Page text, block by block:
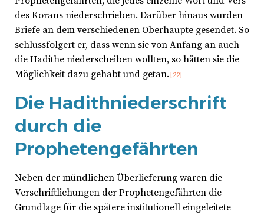
des Korans niederschrieben. Darüber hinaus wurden
Briefe an dem verschiedenen Oberhaupte gesendet. So
schlussfolgert er, dass wenn sie von Anfang an auch
die Hadithe niederscheiben wollten, so hätten sie die
Möglichkeit dazu gehabt und getan. [22]
Die Hadithniederschrift
durch die
Prophetengefährten
Neben der mündlichen Überlieferung waren die
Verschriftlichungen der Prophetengefährten die
Grundlage für die spätere institutionell eingeleitete